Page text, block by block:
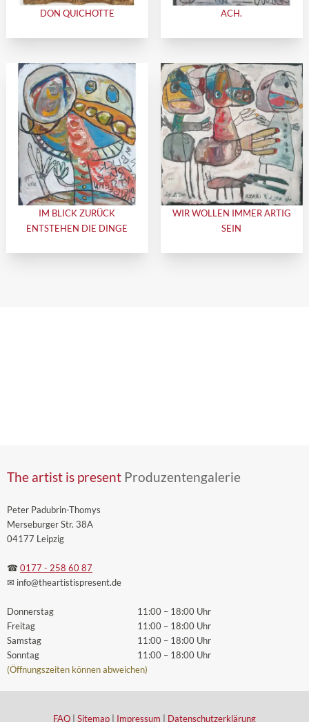
DON QUICHOTTE ACH.
IM BLICK ZURÜCK
ENTSTEHEN DIE DINGE
WIR WOLLEN IMMER ARTIG
SEIN
The artist is present Produzentengalerie
Peter Padubrin-Thomys
Merseburger Str. 38A
04177 Leipzig
☎ 0177 - 258 60 87
✉ info@theartistispresent.de
Donnerstag
Freitag
Samstag
Sonntag
11:00 – 18:00 Uhr
11:00 – 18:00 Uhr
11:00 – 18:00 Uhr
11:00 – 18:00 Uhr
(Öffnungszeiten können abweichen)
FAQ Sitemap Impressum Datenschutzerklärung